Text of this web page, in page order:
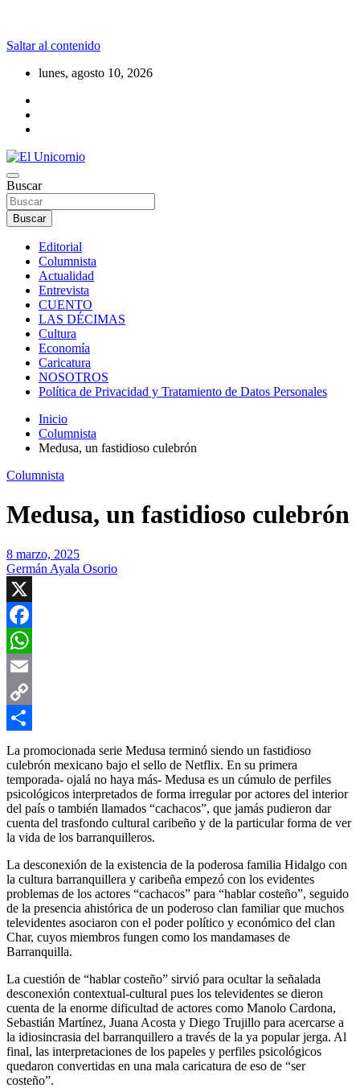
Saltar al contenido
lunes, agosto 10, 2026
El Unicornio
La realidad supera la fantasía
Buscar
Buscar
Editorial
Columnista
Actualidad
Entrevista
CUENTO
LAS DÉCIMAS
Cultura
Economía
Caricatura
NOSOTROS
Política de Privacidad y Tratamiento de Datos Personales
Inicio
Columnista
Medusa, un fastidioso culebrón
Columnista
Medusa, un fastidioso culebrón
8 marzo, 2025
Germán Ayala Osorio
X
Facebook
WhatsApp
Email
Copy
Link
Compartir
La promocionada serie Medusa terminó siendo un fastidioso
culebrón mexicano bajo el sello de Netflix. En su primera
temporada- ojalá no haya más- Medusa es un cúmulo de perfiles
psicológicos interpretados de forma irregular por actores del interior
del país o también llamados “cachacos”, que jamás pudieron dar
cuenta del trasfondo cultural caribeño y de la particular forma de ver
la vida de los barranquilleros.
La desconexión de la existencia de la poderosa familia Hidalgo con
la cultura barranquillera y caribeña empezó con los evidentes
problemas de los actores “cachacos” para “hablar costeño”, seguido
de la presencia ahistórica de un poderoso clan familiar que muchos
televidentes asociaron con el poder político y económico del clan
Char, cuyos miembros fungen como los mandamases de
Barranquilla.
La cuestión de “hablar costeño” sirvió para ocultar la señalada
desconexión contextual-cultural pues los televidentes se dieron
cuenta de la enorme dificultad de actores como Manolo Cardona,
Sebastián Martínez, Juana Acosta y Diego Trujillo para acercarse a
la idiosincrasia del barranquillero a través de la ya popular jerga. Al
final, las interpretaciones de los papeles y perfiles psicológicos
quedaron convertidas en una mala caricatura de eso de “ser
costeño”.